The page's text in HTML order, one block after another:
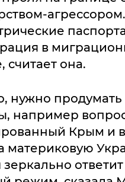
в
считает она.
нужно
например
Крым и
материковую
зеркально